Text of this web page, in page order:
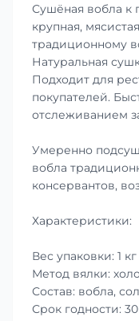
Сушёная вобла к
крупная,
традиционному
Натуральная
Подходит для
покупателей.
отслеживанием
Умеренно
вобла
консервантов,
Характеристики:
Вес упаковки: 1 кг
Метод вялки:
Состав: вобла,
Срок годности: